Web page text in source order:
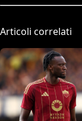
Articoli correlati